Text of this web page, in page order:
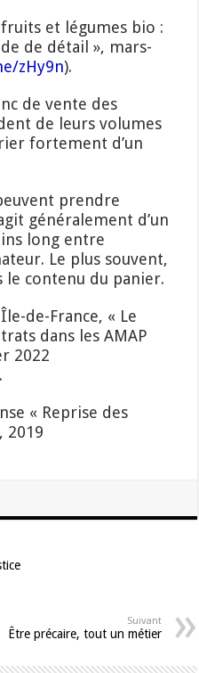
fruits et légumes bio :
de détail », mars-
zHy9n).
de vente des
de leurs volumes
fortement d’un
prendre
généralement d’un
long entre
Le plus souvent,
le contenu du panier.
de-France, « Le
dans les AMAP
2022
« Reprise des
2019
Suivant
Être précaire, tout un métier